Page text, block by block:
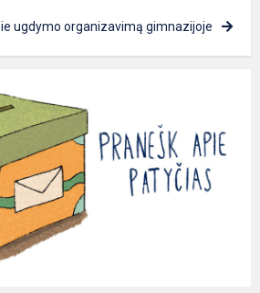
ugdymo organizavimą gimnazijoje